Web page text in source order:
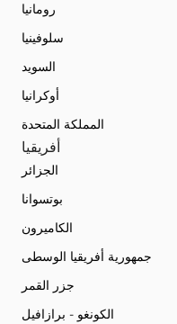
رومانيا
سلوفينيا
السويد
أوكرانيا
المملكة المتحدة
أفريقيا
الجزائر
بوتسوانا
الكاميرون
جمهورية أفريقيا الوسطى
جزر القمر
الكونغو - برازافيل